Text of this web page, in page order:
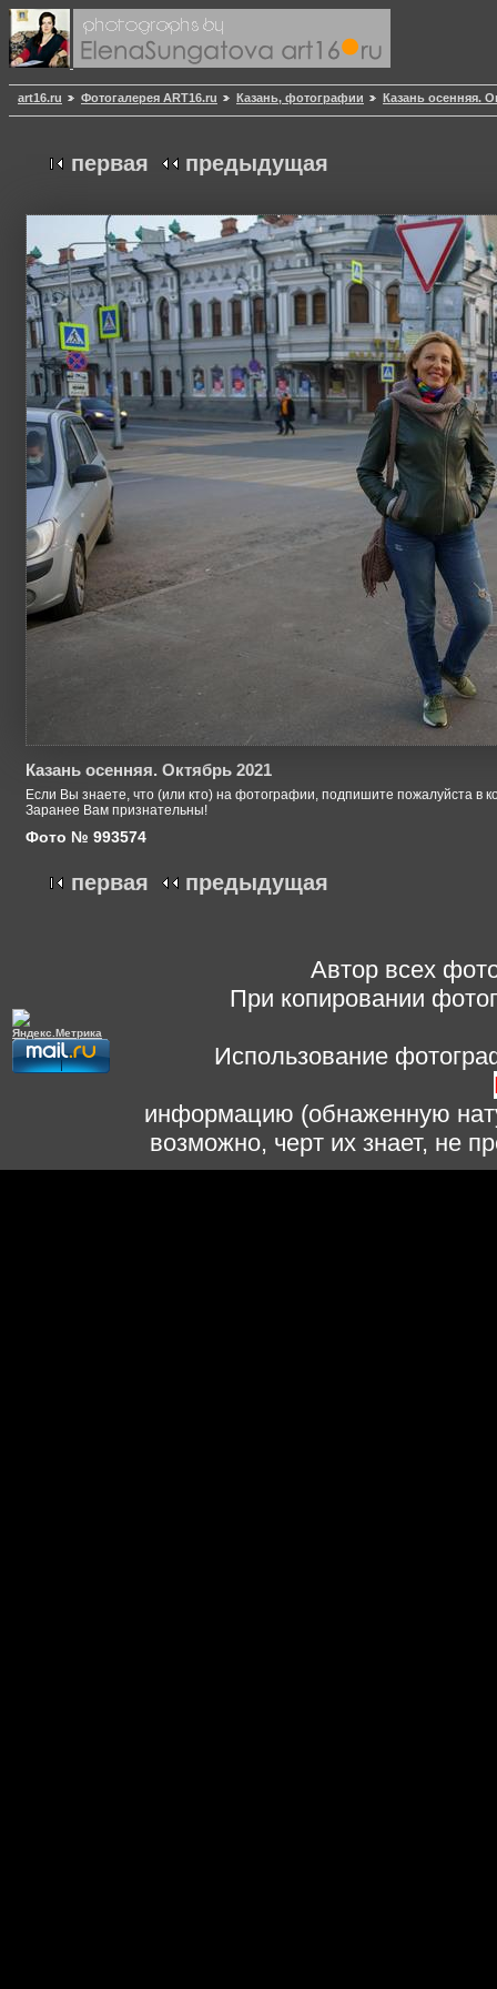
art16.ru Фотогалерея ART16.ru Казань, фотографии Казань осенняя.
первая предыдущая
Казань осенняя. Октябрь 2021
Если Вы знаете, что (или кто) на фотографии, подпишите пожалуйста в
Заранее Вам признательны!
Фото № 993574
первая предыдущая
Автор всех
При копировании
Использование
информацию (обнаженную
возможно, черт их знает, не